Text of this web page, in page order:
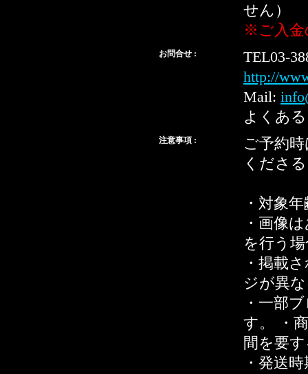
せん）
※ご入金
お問合せ :
TEL03-
http://
Mail:
よくあ
注意事項 :
ご予約
くださ
・対象
・画像
を行う
・掲載
ジが異
・一部
す。 ・
間を要
・発送